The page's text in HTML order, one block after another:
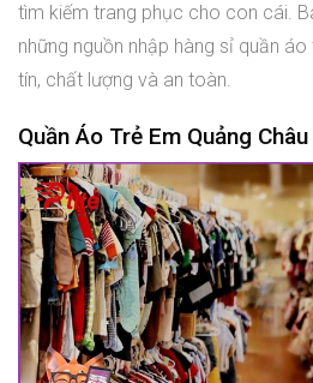
tìm kiếm trang phục cho con cái.
những nguồn nhập hàng sỉ quần
tín, chất lượng và an toàn.
Quần Áo Trẻ Em Quảng